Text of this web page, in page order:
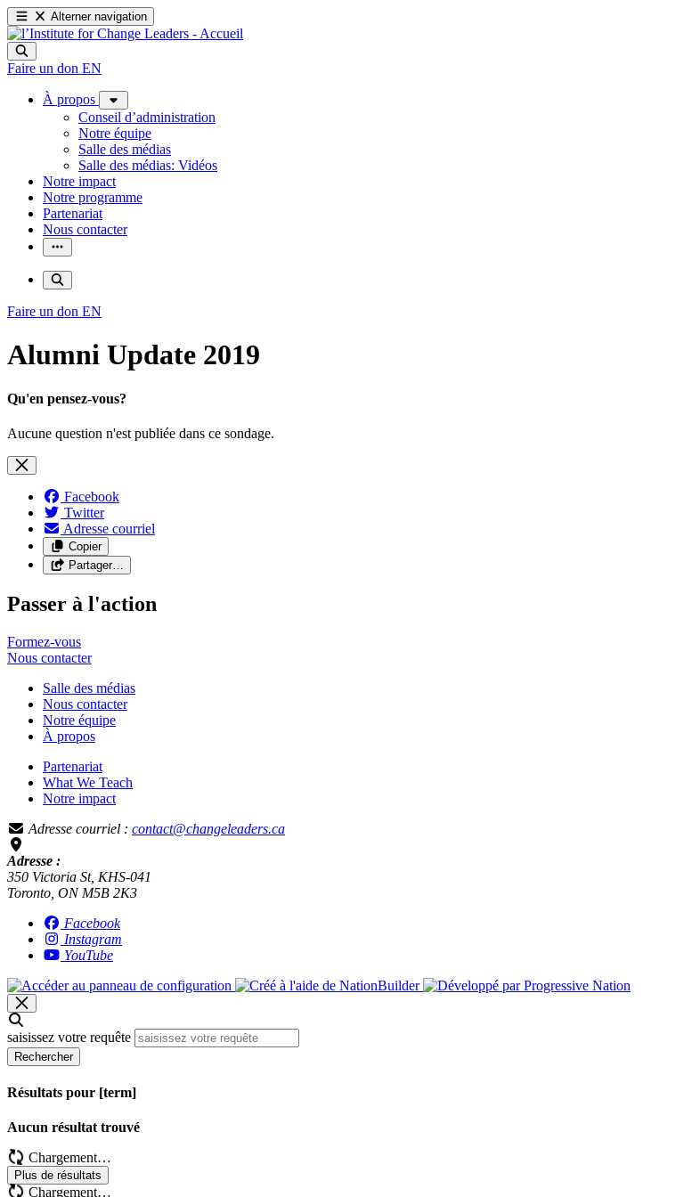
Alterner navigation
Faire un don EN
À propos
Conseil d’administration
Notre équipe
Salle des médias
Salle des médias: Vidéos
Notre impact
Notre programme
Partenariat
Nous contacter
Faire un don EN
Alumni Update 2019
Qu'en pensez-vous?
Aucune question n'est publiée dans ce sondage.
Facebook
Twitter
Adresse courriel
Copier
Partager…
Passer à l'action
Formez-vous
Nous contacter
Salle des médias
Nous contacter
Notre équipe
À propos
Partenariat
What We Teach
Notre impact
Adresse courriel : contact@changeleaders.ca
Adresse :
350 Victoria St, KHS-041
Toronto, ON M5B 2K3
Facebook
Instagram
YouTube
saisissez votre requête
Rechercher
Résultats pour [term]
Aucun résultat trouvé
Chargement…
Plus de résultats
Chargement…